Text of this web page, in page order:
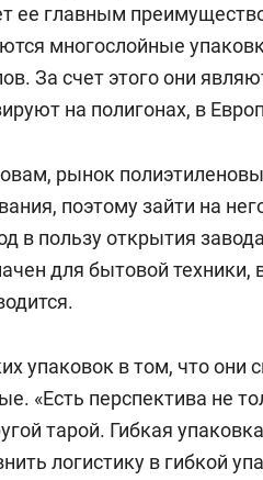
ее главным
многослойные
За счет этого они
на полигонах, в
рынок
поэтому зайти на
в пользу открытия
для бытовой
упаковок в том, что они
«Есть перспектива не
тарой. Гибкая
логистику в гибкой